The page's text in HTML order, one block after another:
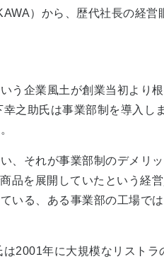
）から、歴代社長の経営
企業風土が創業当初より
之助氏は事業部制を導入し
それが事業部制のデメリ
を展開していたという経
る、ある事業部の工場で
2001年に大規模なリスト